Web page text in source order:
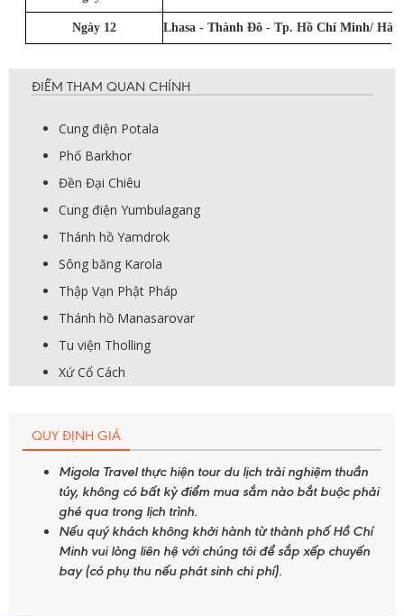
Ngày 12 Lhasa - Thành Đô - Tp. Hồ Chí Minh/ Hà
ĐIỂM THAM QUAN CHÍNH
Cung điện Potala
Phố Barkhor
Đền Đại Chiêu
Cung điện Yumbulagang
Thánh hồ Yamdrok
Sông băng Karola
Thập Vạn Phật Pháp
Thánh hồ Manasarovar
Tu viện Tholling
Xứ Cổ Cách
QUY ĐỊNH GIÁ
Migola Travel thực hiện tour du lịch trải nghiệm thuần
túy, không có bất kỳ điểm mua sắm nào bắt buộc phải
ghé qua trong lịch trình.
Nếu quý khách không khởi hành từ thành phố Hồ Chí
Minh vui lòng liên hệ với chúng tôi để sắp xếp chuyến
bay (có phụ thu nếu phát sinh chi phí).